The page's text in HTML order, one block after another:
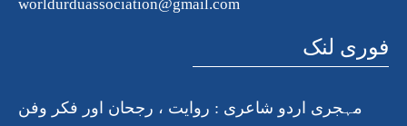
worldurduassociation@gmail.com
فوری لنک
مہجری اردو شاعری : روایت ، رجحان اور فکر وفن